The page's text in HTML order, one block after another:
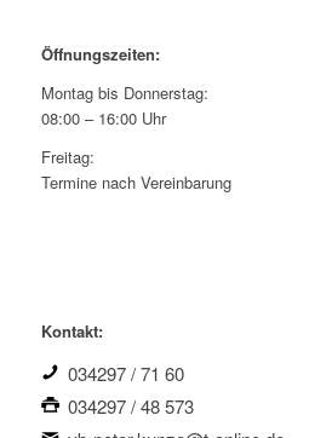
Öffnungszeiten:
Montag bis Donnerstag:
08:00 – 16:00 Uhr
Freitag:
Termine nach Vereinbarung
Kontakt:
034297 / 71 60
034297 / 48 573